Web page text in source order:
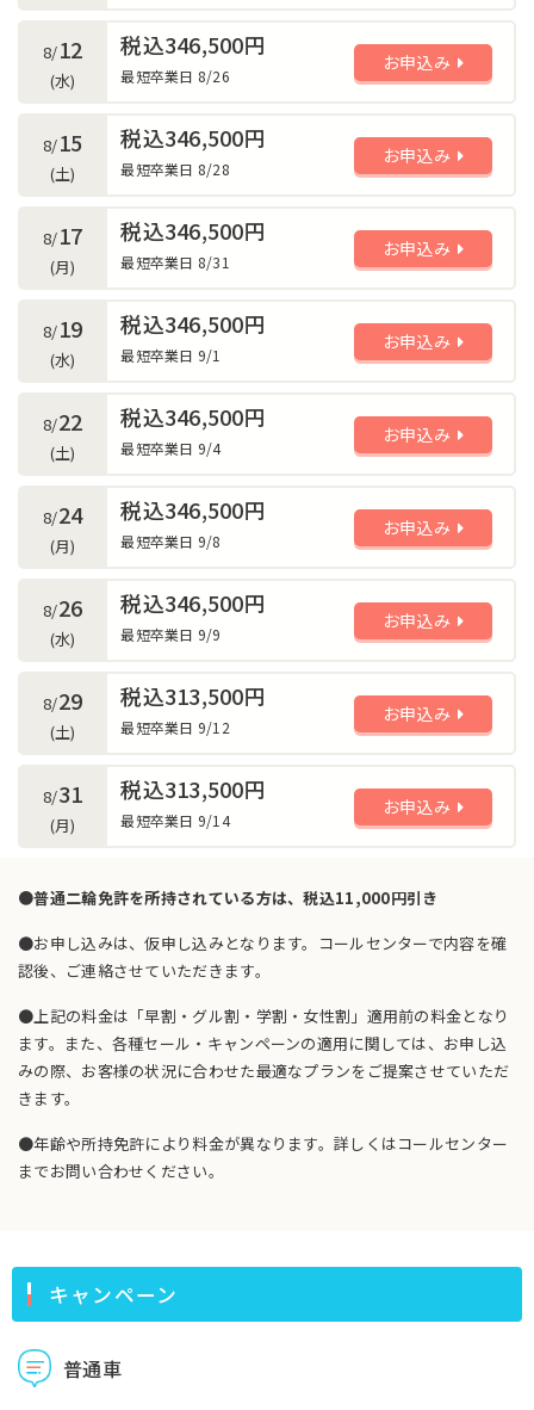
8/12
(水)
税込346,500円
最短卒業日 8/26
お申込み
8/15
(土)
税込346,500円
最短卒業日 8/28
お申込み
8/17
(月)
税込346,500円
最短卒業日 8/31
お申込み
8/19
(水)
税込346,500円
最短卒業日 9/1
お申込み
8/22
(土)
税込346,500円
最短卒業日 9/4
お申込み
8/24
(月)
税込346,500円
最短卒業日 9/8
お申込み
8/26
(水)
税込346,500円
最短卒業日 9/9
お申込み
8/29
(土)
税込313,500円
最短卒業日 9/12
お申込み
8/31
(月)
税込313,500円
最短卒業日 9/14
お申込み
●普通二輪免許を所持されている方は、税込11,000円引き
●お申し込みは、仮申し込みとなります。コールセンターで内容を確
認後、ご連絡させていただきます。
●上記の料金は「早割・グル割・学割・女性割」適用前の料金となり
ます。また、各種セール・キャンペーンの適用に関しては、お申し込
みの際、お客様の状況に合わせた最適なプランをご提案させていただ
きます。
●年齢や所持免許により料金が異なります。詳しくはコールセンター
までお問い合わせください。
キャンペーン
普通車